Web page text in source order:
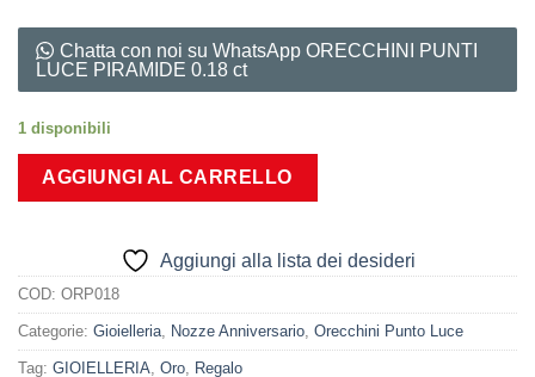
Chatta con noi su WhatsApp ORECCHINI PUNTI
LUCE PIRAMIDE 0.18 ct
1 disponibili
AGGIUNGI AL CARRELLO
Aggiungi alla lista dei desideri
COD: ORP018
Categorie: Gioielleria Nozze Anniversario Orecchini Punto Luce
Tag: GIOIELLERIA Oro Regalo